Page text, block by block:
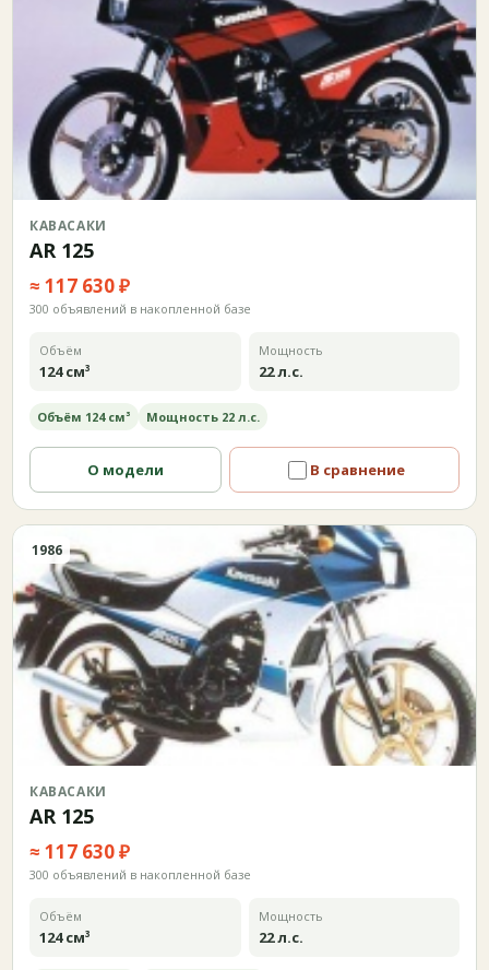
КАВАСАКИ
AR 125
≈ 117 630 ₽
300 объявлений в накопленной базе
Объём
124 см³
Мощность
22 л.с.
Объём 124 см³ Мощность 22 л.с.
О модели В сравнение
1986
КАВАСАКИ
AR 125
≈ 117 630 ₽
300 объявлений в накопленной базе
Объём
124 см³
Мощность
22 л.с.